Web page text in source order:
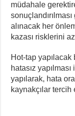
müdahale
alınacak her
kazası risklerini
Hot-tap
hatasız
yapılarak, hata
kaynakçılar